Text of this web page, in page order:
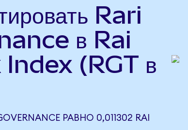
Rari
в Rai
(RGT в
РАВНО 0,011302 RAI